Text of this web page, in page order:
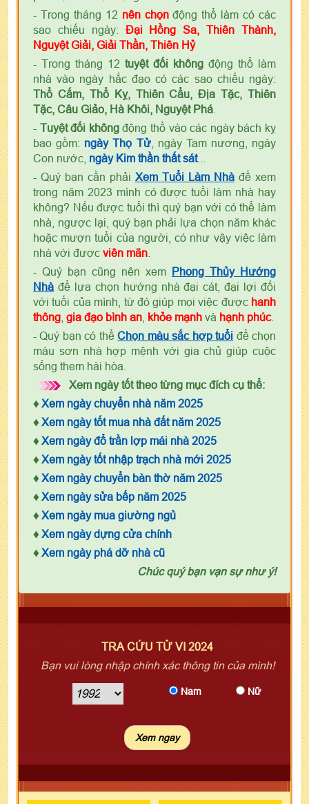
- Trong tháng 12 nên chọnđộng thổ làm có các
sao chiếu ngày: Đại Hồng Sa, Thiên Thành,
Nguyệt Giải, Giải Thần, Thiên Hỷ
- Trong tháng 12 tuyệt đối không động thổ làm
nhà vào ngày hắc đạo có các sao chiếu ngày:
Thổ Cấm, Thổ Kỵ, Thiên Cẩu, Địa Tặc, Thiên
Tặc, Câu Giảo, Hà Khôi, Nguyệt Phá
- Tuyệt đối khôngđộng thổ vào các ngày bách kỵ
bao gồm: ngày Thọ Tử, ngày Tam nương, ngày
Con nước, ngày Kim thần thất sát...
- Quý bạn cần phải Xem Tuổi Làm Nhà để xem
trong năm 2023 mình có được tuổi làm nhà hay
không? Nếu được tuổi thì quý bạn với có thể làm
nhà, ngược lại, quý bạn phải lựa chọn năm khác
hoặc mượn tuổi của người, có như vậy việc làm
nhà với được viên mãn
- Quý bạn cũng nên xem Phong Thủy Hướng
Nhà để lựa chọn hướng nhà đại cát, đại lợi đối
với tuổi của mình, từ đó giúp mọi việc được hanh
thông gia đạo bình an khỏe mạnh và hạnh phúc.
- Quý bạn có thểChọn màu sắc hợp tuổi để chọn
màu sơn nhà hợp mệnh với gia chủ giúp cuộc
sống them hài hòa.
Xem ngày tốt theo từng mục đích cụ thể:
♦ Xem ngày chuyển nhà năm 2025
♦ Xem ngày tốt mua nhà đất năm 2025
♦ Xem ngày đổ trần lợp mái nhà 2025
♦ Xem ngày tốt nhập trạch nhà mới 2025
♦ Xem ngày chuyển bàn thờ năm 2025
♦ Xem ngày sửa bếp năm 2025
♦ Xem ngày mua giường ngủ
♦ Xem ngày dựng cửa chính
♦ Xem ngày phá dỡ nhà cũ
Chúc quý bạn vạn sự như ý!
TRA CỨU TỬ VI 2024
Bạn vui lòng nhập chính xác thông tin của mình!
Nam Nữ